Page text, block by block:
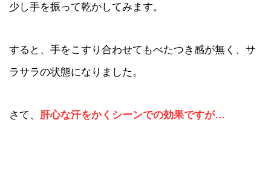
少し手を振って乾かしてみます。
すると、手をこすり合わせてもべたつき感が無く、サ
ラサラの状態になりました。
さて、 肝心な汗をかくシーンでの効果ですが…